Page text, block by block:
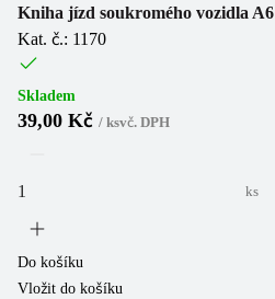
Kniha jízd soukromého vozidla A6
Kat. č.: 1170
Skladem
39,00 Kč / ksvč. DPH
ks
Do košíku
Vložit do košíku